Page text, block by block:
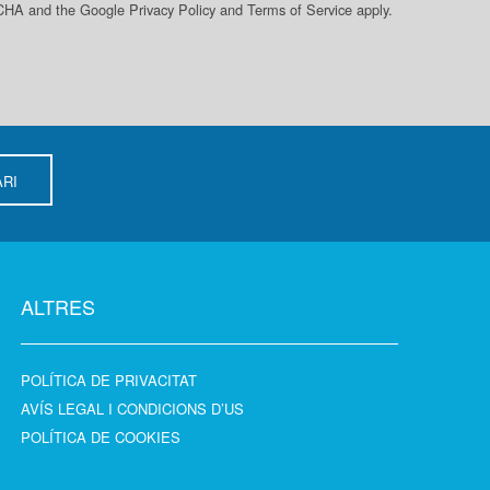
and the Google Privacy Policy andTerms of Service apply.
ALTRES
POLÍTICA DE PRIVACITAT
AVÍS LEGAL I CONDICIONS D’US
POLÍTICA DE COOKIES